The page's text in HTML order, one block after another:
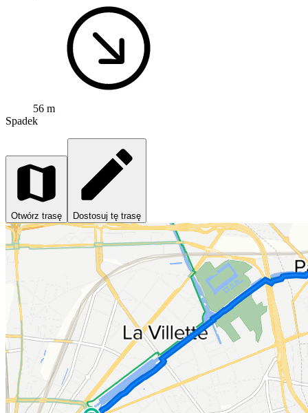
56 m
Spadek
Otwórz trasę Dostosuj tę trasę